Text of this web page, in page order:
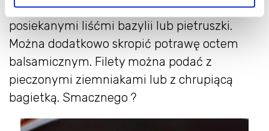
posypać świeżo zmielonym pieprzem i
posiekanymi liśćmi bazylii lub pietruszki.
Można dodatkowo skropić potrawę octem
balsamicznym. Filety można podać z
pieczonymi ziemniakami lub z chrupiącą
bagietką. Smacznego ?